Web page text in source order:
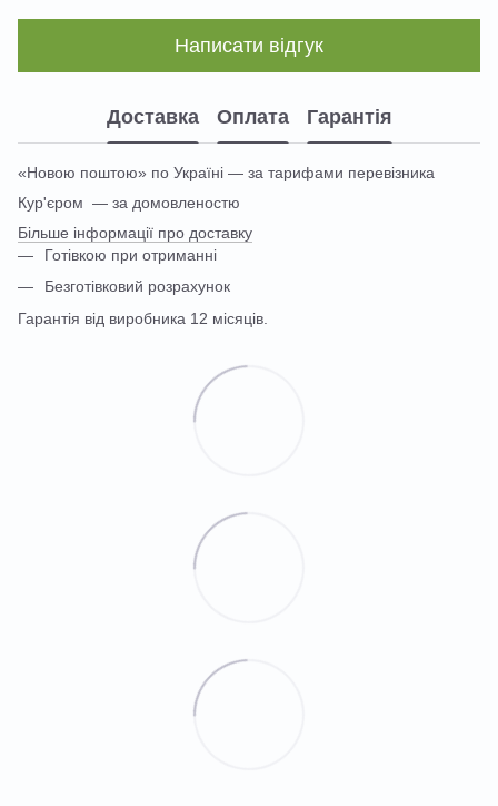
Написати відгук
Доставка Оплата Гарантія
«Новою поштою» по Україні — за тарифами перевізника
Кур'єром — за домовленостю
Більше інформації про доставку
Готівкою при отриманні
Безготівковий розрахунок
Гарантія від виробника 12 місяців.